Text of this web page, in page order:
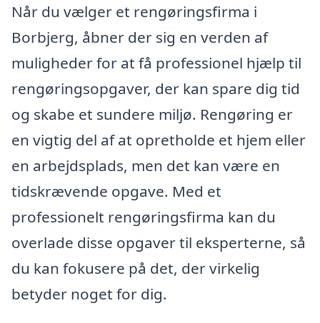
Når du vælger et rengøringsfirma i
Borbjerg, åbner der sig en verden af
muligheder for at få professionel hjælp til
rengøringsopgaver, der kan spare dig tid
og skabe et sundere miljø. Rengøring er
en vigtig del af at opretholde et hjem eller
en arbejdsplads, men det kan være en
tidskrævende opgave. Med et
professionelt rengøringsfirma kan du
overlade disse opgaver til eksperterne, så
du kan fokusere på det, der virkelig
betyder noget for dig.